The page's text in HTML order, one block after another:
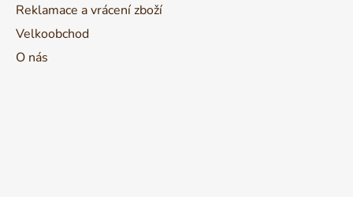
Reklamace a vrácení zboží
Velkoobchod
O nás